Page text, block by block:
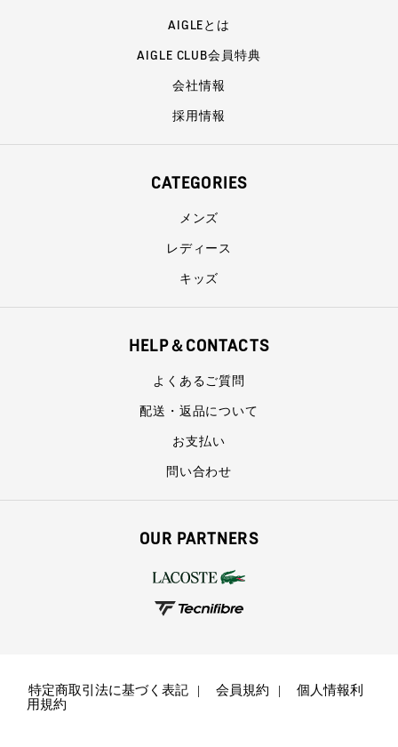
AIGLEとは
AIGLE CLUB会員特典
会社情報
採用情報
CATEGORIES
メンズ
レディース
キッズ
HELP＆CONTACTS
よくあるご質問
配送・返品について
お支払い
問い合わせ
OUR PARTNERS
特定商取引法に基づく表記 会員規約
個人情報利
用規約